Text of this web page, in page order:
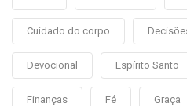
Cuidado do corpo
Devocional Espírito Santo
Finanças Fé Graça